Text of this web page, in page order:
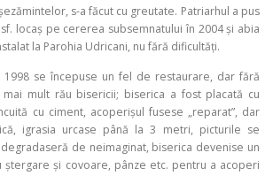
s-a făcut cu greutate. Patriarhul a pus
locaş pe cererea subsemnatului în 2004 şi abia
la Parohia Udricani, nu fără dificultăţi.
1998 se începuse un fel de restaurare, dar fără
mult rău bisericii; biserica a fost placată cu
cu ciment, acoperişul fusese „reparat”, dar
igrasia urcase până la 3 metri, picturile se
de neimaginat, biserica devenise un
ştergare şi covoare, pânze etc. pentru a acoperi